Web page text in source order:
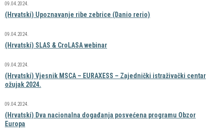
(Hrvatski) Upoznavanje ribe zebrice (Danio rerio)
09.04.2024.
(Hrvatski) SLAS & CroLASA webinar
09.04.2024.
(Hrvatski) Vjesnik MSCA – EURAXESS – Zajednički istraživački centar
ožujak 2024.
09.04.2024.
(Hrvatski) Dva nacionalna događanja posvećena programu Obzor
Europa
09.04.2024.